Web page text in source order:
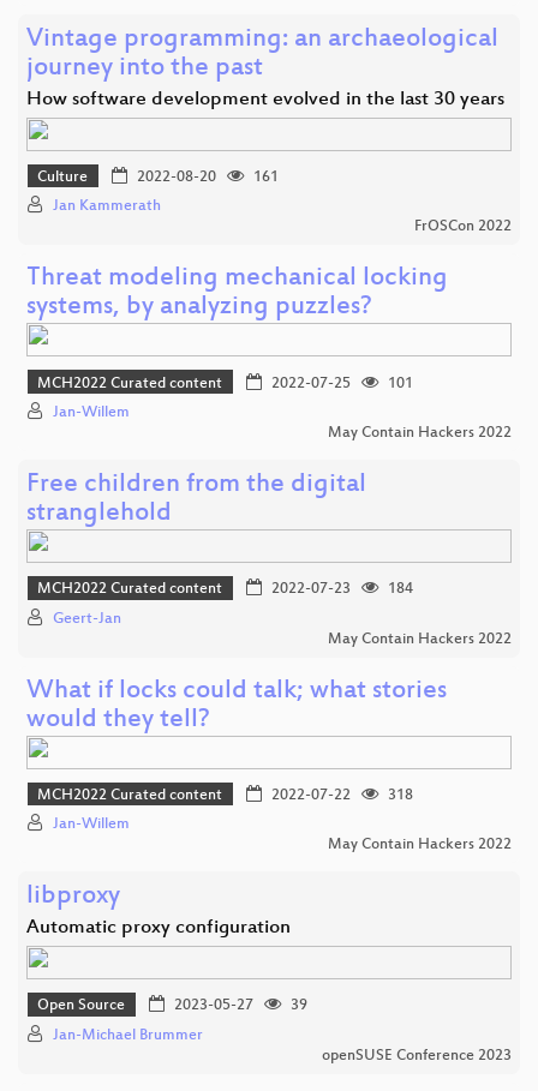
Vintage programming: an archaeological
journey into the past
How software development evolved in the last 30 years
Culture 2022-08-20
161
Jan Kammerath
FrOSCon 2022
Threat modeling mechanical locking
systems, by analyzing puzzles?
MCH2022 Curated content 2022-07-25
101
Jan-Willem
May Contain Hackers 2022
Free children from the digital
stranglehold
MCH2022 Curated content 2022-07-23
184
Geert-Jan
May Contain Hackers 2022
What if locks could talk; what stories
would they tell?
MCH2022 Curated content 2022-07-22
318
Jan-Willem
May Contain Hackers 2022
libproxy
Automatic proxy configuration
Open Source 2023-05-27
39
Jan-Michael Brummer
openSUSE Conference 2023